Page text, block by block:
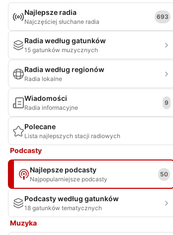
Najlepsze radia
Najczęściej słuchane radia
693
Radia według gatunków
15 gatunków muzycznych
Radia według regionów
Radia lokalne
Wiadomości
Radia informacyjne
9
Polecane
Lista najlepszych stacji radiowych
Podcasty
Najlepsze podcasty
Najpopularniejsze podcasty
50
Podcasty według gatunków
18 gatunków tematycznych
Muzyka